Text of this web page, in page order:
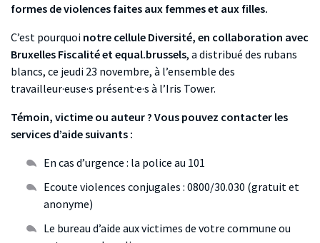
formes de violences faites aux femmes et aux filles.
C’est pourquoi notre cellule Diversité, en collaboration avec
Bruxelles Fiscalité et equal.brussels, a distribué des rubans
blancs, ce jeudi 23 novembre, à l’ensemble des
travailleur·euse·s présent·e·s à l’Iris Tower.
Témoin, victime ou auteur ? Vous pouvez contacter les
services d’aide suivants :
En cas d’urgence : la police au 101
Ecoute violences conjugales : 0800/30.030 (gratuit et
anonyme)
Le bureau d’aide aux victimes de votre commune ou